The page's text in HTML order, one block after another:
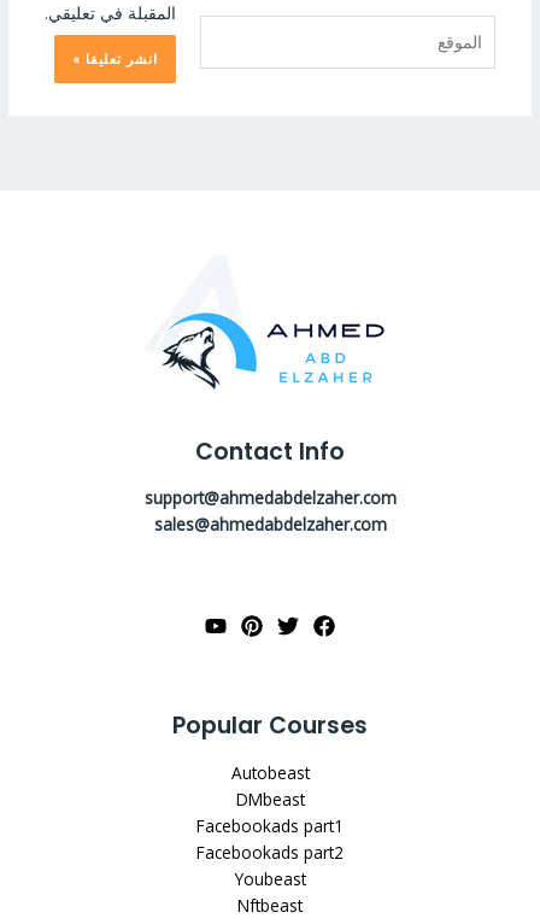
المقبلة في تعليقي.
Contact Info
support@ahmedabdelzaher.com
sales@ahmedabdelzaher.com
Popular Courses
Autobeast
DMbeast
Facebookads part1
Facebookads part2
Youbeast
Nftbeast